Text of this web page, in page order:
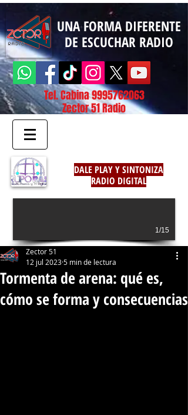
UNA FORMA DIFERENTE
DE ESCUCHAR RADIO
Tel. Cabina9995762063
Zector 51 Radio
DALE PLAY Y SINTONIZA
RADIO DIGITAL
1/15
Tormenta de arena: qué es,
cómo se forma y consecuencias
Zector 51
12 jul 20235 min de lectura